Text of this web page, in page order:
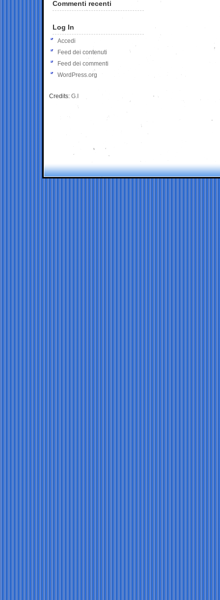
Commenti recenti
Log In
Accedi
Feed dei contenuti
Feed dei commenti
WordPress.org
Credits: G.I